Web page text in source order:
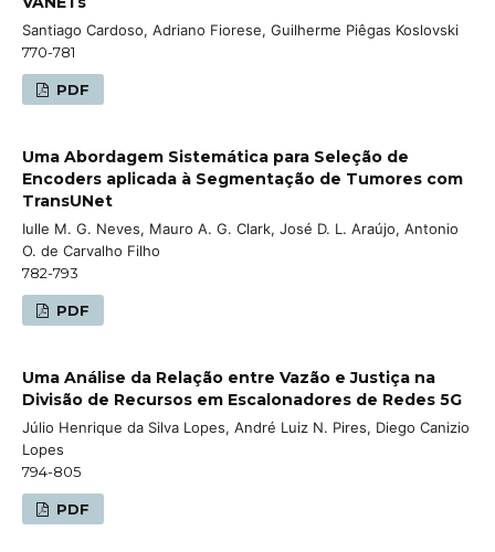
Santiago Cardoso, Adriano Fiorese, Guilherme Piêgas Koslovski
770-781
PDF
Uma Abordagem Sistemática para Seleção de
Encoders aplicada à Segmentação de Tumores com
TransUNet
Iulle M. G. Neves, Mauro A. G. Clark, José D. L. Araújo, Antonio
O. de Carvalho Filho
782-793
PDF
Uma Análise da Relação entre Vazão e Justiça na
Divisão de Recursos em Escalonadores de Redes 5G
Júlio Henrique da Silva Lopes, André Luiz N. Pires, Diego Canizio
Lopes
794-805
PDF